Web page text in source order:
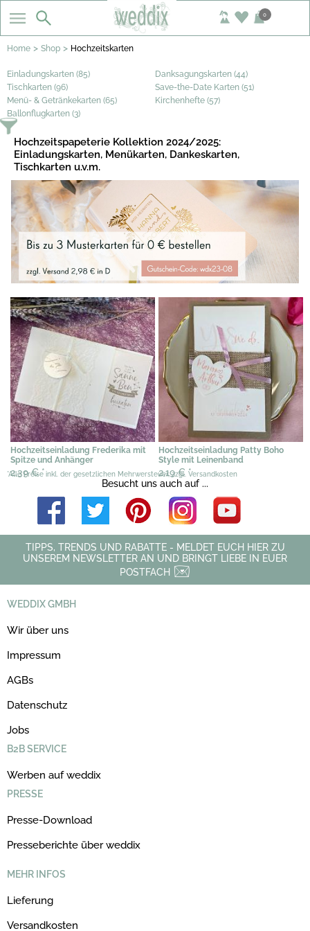
0
Home > Shop > Hochzeitskarten
Einladungskarten (85)
Danksagungskarten (44)
Tischkarten (96)
Save-the-Date Karten (51)
Menü- & Getränkekarten (65)
Kirchenhefte (57)
Ballonflugkarten (3)
Hochzeitspapeterie Kollektion 2024/2025:
Einladungskarten, Menükarten, Dankeskarten,
Tischkarten u.v.m.
Hochzeitseinladung Frederika mit
Spitze und Anhänger
2,39 €*
Hochzeitseinladung Patty Boho
Style mit Leinenband
2,19 € *
*Alle Preise inkl. der gesetzlichen Mehrwersteuer, zzgl. Versandkosten
Besucht uns auch auf ...
TIPPS, TRENDS UND RABATTE - MELDET EUCH HIER ZU
UNSEREM NEWSLETTER AN UND BRINGT LIEBE IN EUER
POSTFACH
WEDDIX GMBH
Wir über uns
Impressum
AGBs
Datenschutz
Jobs
B2B SERVICE
Werben auf weddix
PRESSE
Presse-Download
Presseberichte über weddix
MEHR INFOS
Lieferung
Versandkosten